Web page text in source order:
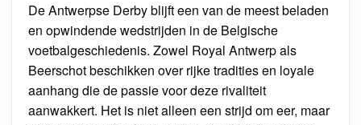
De Antwerpse Derby blijft een van de meest beladen
en opwindende wedstrijden in de Belgische
voetbalgeschiedenis. Zowel Royal Antwerp als
Beerschot beschikken over rijke tradities en loyale
aanhang die de passie voor deze rivaliteit
aanwakkert. Het is niet alleen een strijd om eer, maar